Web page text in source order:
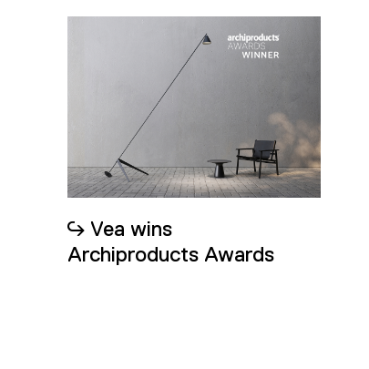
Vea wins
Archiproducts Awards